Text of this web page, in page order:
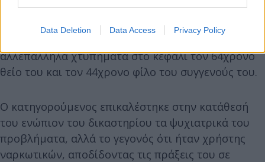
Data Deletion Data Access Privacy Policy
διάρκεια της διαδικασίας, περιέγραψε τα γεγονότα
της 11ης Απριλίου του 2025, όπου κραδαίνοντας το
αλλεπάλληλα χτυπήματα στο κεφάλι τον 64χρονο
θείο του και τον 44χρονο φίλο του συγγενούς του.
Ο κατηγορούμενος επικαλέστηκε στην κατάθεσή
του ενώπιον του δικαστηρίου τα ψυχιατρικά του
προβλήματα, αλλά το γεγονός ότι ήταν χρήστης
ναρκωτικών, αποδίδοντας τις πράξεις του σε